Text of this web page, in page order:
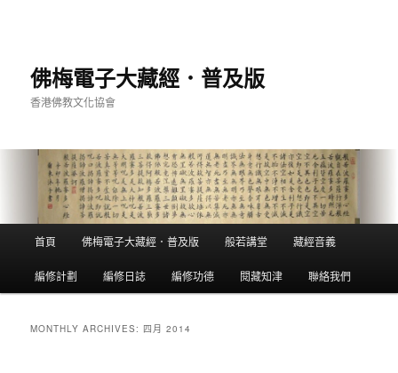
佛梅電子大藏經．普及版
香港佛教文化協會
Skip
to
Skip
to
首頁 佛梅電子大藏經．普及版 般若講堂 藏經音義
編修計劃 編修日誌 編修功德 閱藏知津 聯絡我們
MONTHLY ARCHIVES: 四月 2014